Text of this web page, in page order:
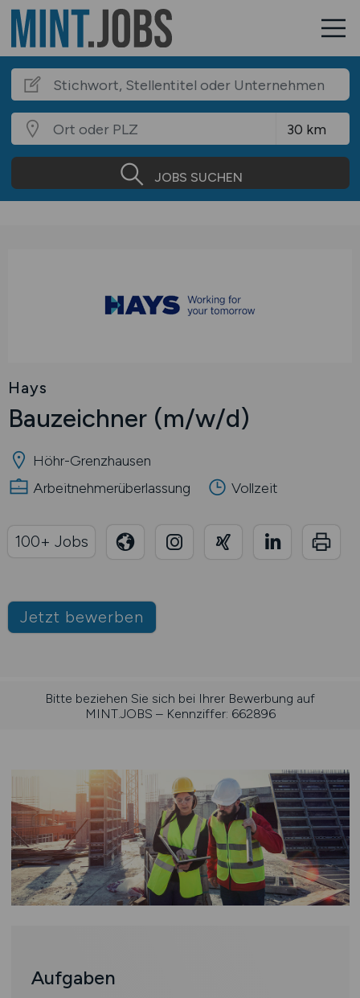
JOBS SUCHEN
Hays
Bauzeichner (m/w/d)
Höhr-Grenzhausen
Arbeitnehmerüberlassung
Vollzeit
Jetzt bewerben
100+ Jobs
Bitte beziehen Sie sich bei Ihrer Bewerbung auf
MINT.JOBS – Kennziffer: 662896
Aufgaben